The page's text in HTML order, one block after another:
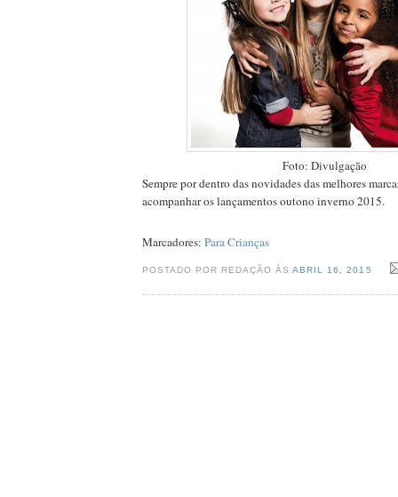
Foto: Divulgação
Sempre por dentro das novidades das melhores
acompanhar os lançamentos outono inverno 2015.
Marcadores: Para Crianças
POSTADO POR REDAÇÃO ÀSABRIL 16, 2015